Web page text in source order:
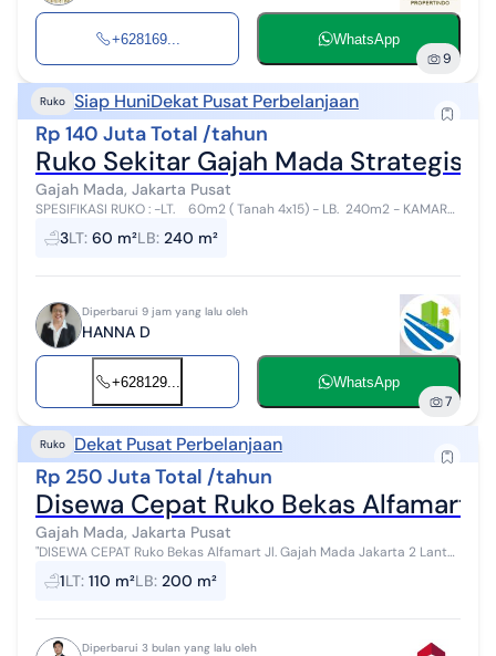
+628169... WhatsApp
9
Ruko Siap HuniDekat Pusat Perbelanjaan
Rp 140 Juta Total /tahun
Ruko Sekitar Gajah Mada Strategis
Gajah Mada, Jakarta Pusat
SPESIFIKASI RUKO : -LT. 60m2 ( Tanah 4x15) - LB. 240m2 - KAMAR
MANDI 3 unit - AIR PAM - POMPA AIR 2UNIT ATAS BAWAH + TOREN -
LISTRIK PL...
3LT: 60 m²LB: 240 m²
Diperbarui 9 jam yang lalu oleh
HANNA D
+628129... WhatsApp
7
Ruko Dekat Pusat Perbelanjaan
Rp 250 Juta Total /tahun
Disewa Cepat Ruko Bekas Alfamart
Gajah Mada, Jakarta Pusat
"DISEWA CEPAT Ruko Bekas Alfamart Jl. Gajah Mada Jakarta 2 Lantai
LT : 8,50 x 13 m Harga Sewa : 250 jt/th Owen Era Fiesta SS
0811887xxxx
1LT: 110 m²LB: 200 m²
Diperbarui 3 bulan yang lalu oleh